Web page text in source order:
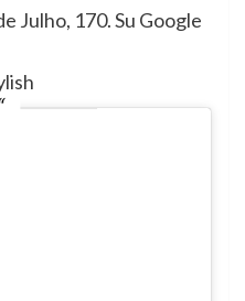
Julho, 170. Su Google